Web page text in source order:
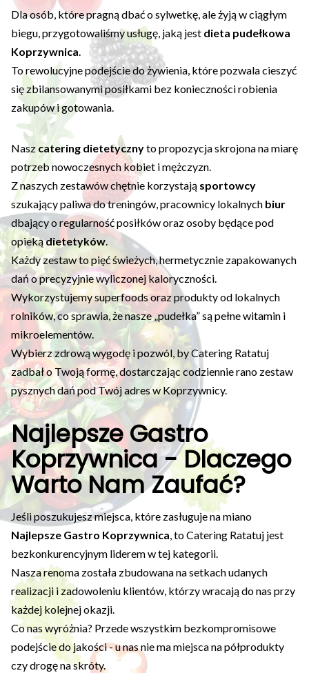
Dla osób, które pragną dbać o sylwetkę, ale żyją w ciągłym
biegu, przygotowaliśmy usługę, jaką jest dieta pudełkowa
Koprzywnica
To rewolucyjne podejście do żywienia, które pozwala cieszyć
się zbilansowanymi posiłkami bez konieczności robienia
zakupów i gotowania.
Nasz catering dietetycznyto propozycja skrojona na miarę
potrzeb nowoczesnych kobiet i mężczyzn.
Z naszych zestawów chętnie korzystają sportowcy
szukający paliwa do treningów, pracownicy lokalnych biur
dbający o regularność posiłków oraz osoby będące pod
opiekądietetyków
Każdy zestaw to pięć świeżych, hermetycznie zapakowanych
dań o precyzyjnie wyliczonej kaloryczności.
Wykorzystujemy superfoods oraz produkty od lokalnych
rolników, co sprawia, że nasze „pudełka” są pełne witamin i
mikroelementów.
Wybierz zdrową wygodę i pozwól, by Catering Ratatuj
zadbał o Twoją formę, dostarczając codziennie rano zestaw
pysznych dań pod Twój adres w Koprzywnicy.
Najlepsze Gastro
Koprzywnica - Dlaczego
Warto Nam Zaufać?
Jeśli poszukujesz miejsca, które zasługuje na miano
Najlepsze Gastro Koprzywnica, to Catering Ratatuj jest
bezkonkurencyjnym liderem w tej kategorii.
Nasza renoma została zbudowana na setkach udanych
realizacji i zadowoleniu klientów, którzy wracają do nas przy
każdej kolejnej okazji.
Co nas wyróżnia? Przede wszystkim bezkompromisowe
podejście do jakości - u nas nie ma miejsca na półprodukty
czy drogę na skróty.